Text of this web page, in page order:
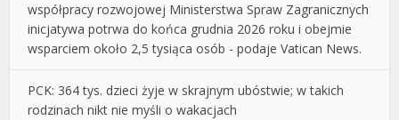
współpracy rozwojowej Ministerstwa Spraw Zagranicznych
inicjatywa potrwa do końca grudnia 2026 roku i obejmie
wsparciem około 2,5 tysiąca osób - podaje Vatican News.
PCK: 364 tys. dzieci żyje w skrajnym ubóstwie; w takich
rodzinach nikt nie myśli o wakacjach